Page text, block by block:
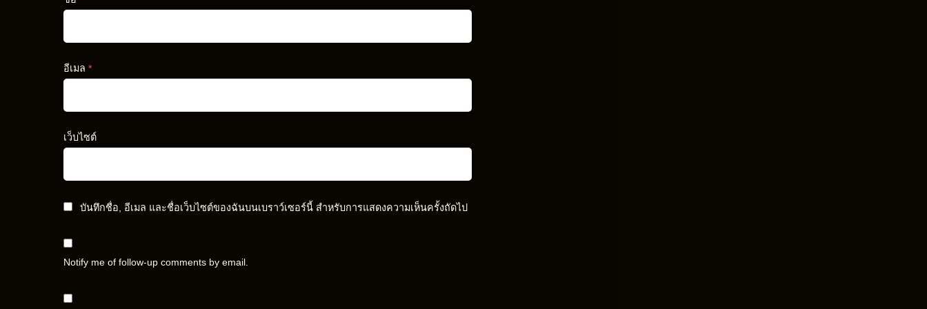
อีเมล *
เว็บไซต์
บันทึกชื่อ, อีเมล และชื่อเว็บไซต์ของฉันบนเบราว์เซอร์นี้ สำหรับการแสดงความเห็นครั้งถัดไป
Notify me of follow-up comments by email.